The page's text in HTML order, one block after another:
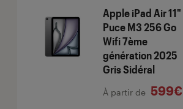
Apple iPad Air 11"
Puce M3 256 Go
Wifi 7ème
génération 2025
Gris Sidéral
À partir de 599€